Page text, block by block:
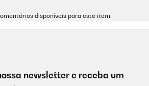
disponíveis para este item.
newsletter e receba um